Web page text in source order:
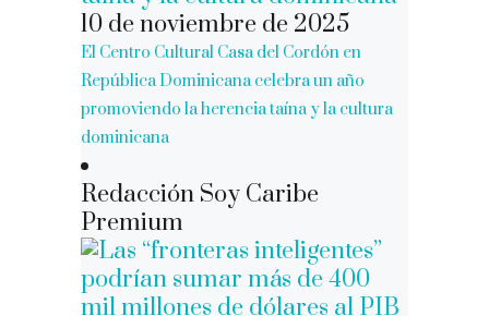
10 de noviembre de 2025
El Centro Cultural Casa del Cordón en
República Dominicana celebra un año
promoviendo la herencia taína y la cultura
dominicana
Redacción Soy Caribe
Premium